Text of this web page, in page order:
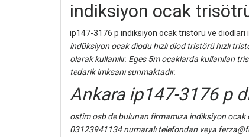
indiksiyon ocak
ip147-3176 p indiksiyon ocak tristörü ve
indüksiyon ocak diodu hızlı diod tristörü hızlı
olarak kullanılır. Eges 5m ocaklarda kullanılan
tedarik imksanı sunmaktadır.
Ankara ip147-3176 p
ostim osb de bulunan firmamıza indiksiyon
03123941134 numaralı telefondan veya